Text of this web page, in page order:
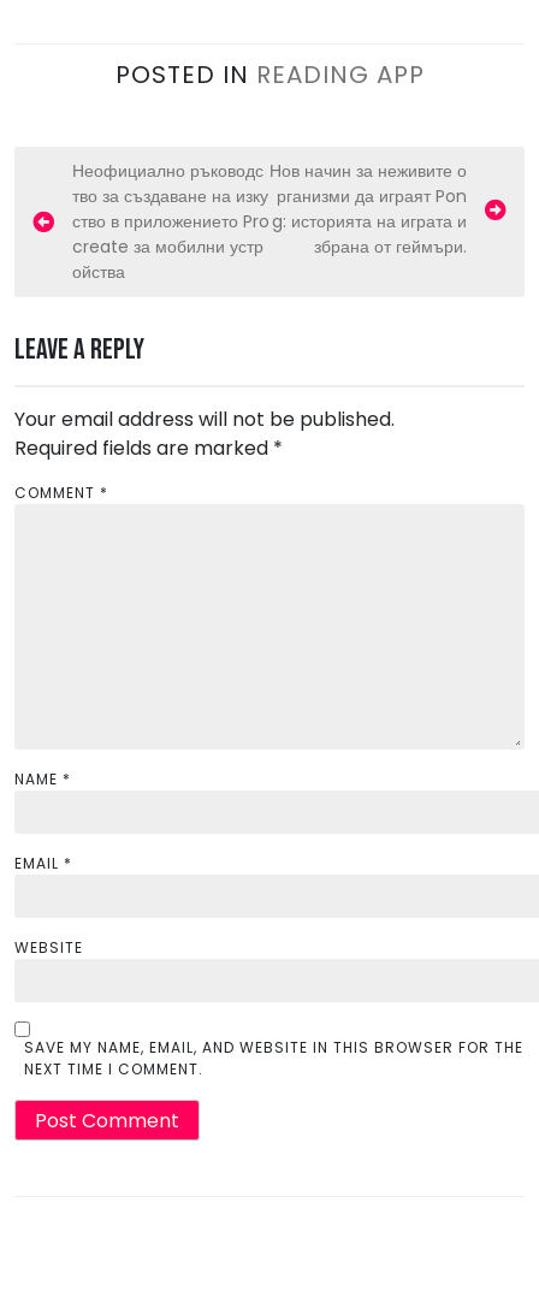
POSTED IN READING APP
o
a
i
g
a
Неофициално ръководс
тво за създаване на изку
ство в приложението Pro
create за мобилни устр
ойства
Нов начин за неживите о
рганизми да играят Pon
g: историята на играта и
збрана от геймъри.
Leave a Reply
Your email address will not be published.
Required fields are marked *
COMMENT *
NAME *
EMAIL *
WEBSITE
SAVE MY NAME, EMAIL, AND WEBSITE IN THIS BROWSER FOR THE
NEXT TIME I COMMENT.